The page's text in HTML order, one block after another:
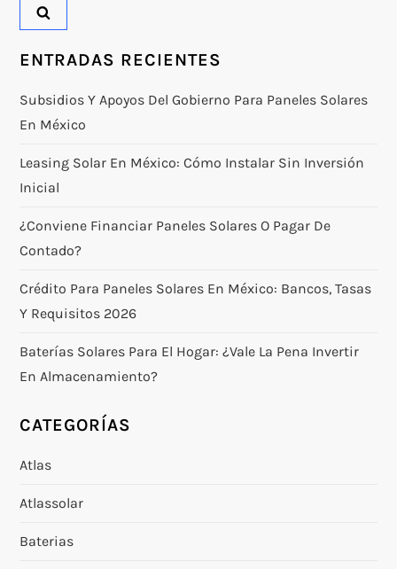
ENTRADAS RECIENTES
Subsidios Y Apoyos Del Gobierno Para Paneles Solares
En México
Leasing Solar En México: Cómo Instalar Sin Inversión
Inicial
¿Conviene Financiar Paneles Solares O Pagar De
Contado?
Crédito Para Paneles Solares En México: Bancos, Tasas
Y Requisitos 2026
Baterías Solares Para El Hogar: ¿vale La Pena Invertir
En Almacenamiento?
CATEGORÍAS
Atlas
Atlassolar
Baterias